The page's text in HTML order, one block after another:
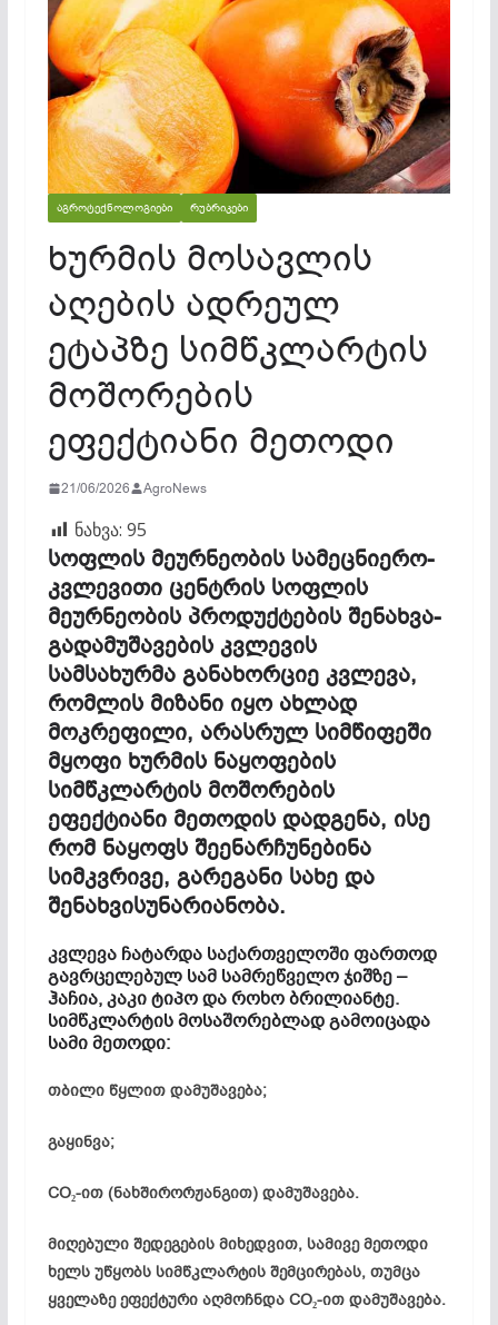
ᲐᲒᲠᲝᲢᲔᲥᲜᲝᲚᲝᲒᲘᲔᲑᲘ ᲠᲣᲑᲠᲘᲙᲔᲑᲘ
ხურმის მოსავლის
აღების ადრეულ
ეტაპზე სიმწკლარტის
მოშორების
ეფექტიანი მეთოდი
21/06/2026 AgroNews
ნახვა: 95
სოფლის მეურნეობის სამეცნიერო-
კვლევითი ცენტრის სოფლის
მეურნეობის პროდუქტების შენახვა-
გადამუშავების კვლევის
სამსახურმა განახორციე კვლევა,
რომლის მიზანი იყო ახლად
მოკრეფილი, არასრულ სიმწიფეში
მყოფი ხურმის ნაყოფების
სიმწკლარტის მოშორების
ეფექტიანი მეთოდის დადგენა, ისე
რომ ნაყოფს შეენარჩუნებინა
სიმკვრივე, გარეგანი სახე და
შენახვისუნარიანობა.
კვლევა ჩატარდა საქართველოში ფართოდ
გავრცელებულ სამ სამრეწველო ჯიშზე –
ჰაჩია, კაკი ტიპო და როხო ბრილიანტე.
სიმწკლარტის მოსაშორებლად გამოიცადა
სამი მეთოდი:
თბილი წყლით დამუშავება;
გაყინვა;
CO₂-ით (ნახშირორჟანგით) დამუშავება.
მიღებული შედეგების მიხედვით, სამივე მეთოდი
ხელს უწყობს სიმწკლარტის შემცირებას, თუმცა
ყველაზე ეფექტური აღმოჩნდა CO₂-ით დამუშავება.